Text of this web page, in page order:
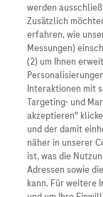
Mannheim,
werden
Zusätzlich
erfahren, wie
Messungen)
(2) um Ihnen
Interaktionen mit
Targeting- und
akzeptieren"
und der damit
näher in unserer
ist, was die
Adressen sowie
kann. Für weitere